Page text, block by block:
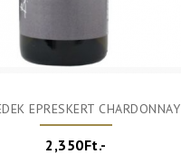
EPRESKERT CHARDONNAY
2,350Ft.-